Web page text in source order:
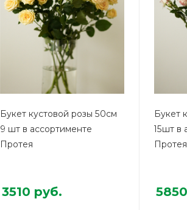
Букет кустовой розы 50см
9 шт в ассортименте
Протея
3510 руб.
Букет
15шт в
Протея
5850